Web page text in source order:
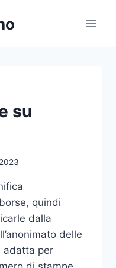
su
quindi
dalla
delle
adatta per